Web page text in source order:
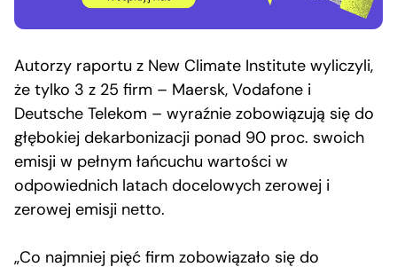
Autorzy raportu z New Climate Institute wyliczyli,
że tylko 3 z 25 firm – Maersk, Vodafone i
Deutsche Telekom – wyraźnie zobowiązują się do
głębokiej dekarbonizacji ponad 90 proc. swoich
emisji w pełnym łańcuchu wartości w
odpowiednich latach docelowych zerowej i
zerowej emisji netto.
„Co najmniej pięć firm zobowiązało się do